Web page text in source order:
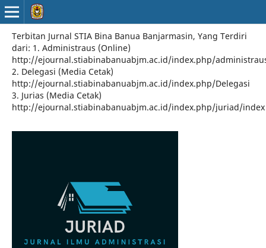
Terbitan Jurnal STIA Bina Banua Banjarmasin, Yang Terdiri
dari: 1. Administraus (Online)
http://ejournal.stiabinabanuabjm.ac.id/index.php/
2. Delegasi (Media Cetak)
http://ejournal.stiabinabanuabjm.ac.id/index.php/Delegasi
3. Jurias (Media Cetak)
http://ejournal.stiabinabanuabjm.ac.id/index.php/juriad/index